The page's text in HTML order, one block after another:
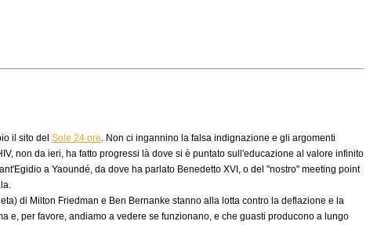
il sito del Sole 24 ore. Non ci ingannino la falsa indignazione e gli argomenti
non da ieri, ha fatto progressi là dove si è puntato sull'educazione al valore infinito
a Yaoundé, da dove ha parlato Benedetto XVI, o del "nostro" meeting point
di Milton Friedman e Ben Bernanke stanno alla lotta contro la deflazione e la
e, per favore, andiamo a vedere se funzionano, e che guasti producono a lungo